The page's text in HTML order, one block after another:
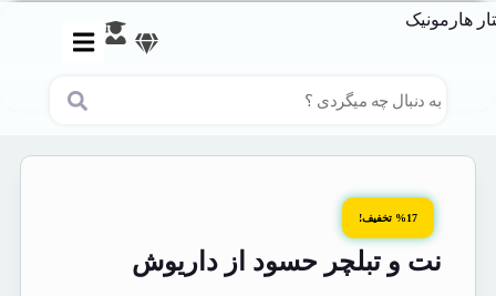
%17 تخفیف!
نت و تبلچر حسود از داریوش